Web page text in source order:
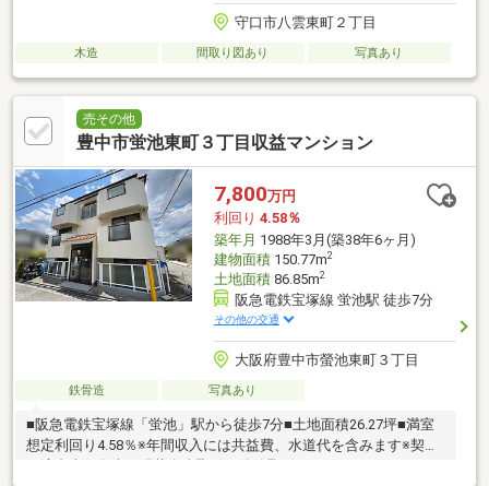
守口市八雲東町２丁目
木造 間取り図あり 写真あり
売その他
豊中市蛍池東町３丁目収益マンション
7,800万円
利回り 4.58％
築年月 1988年3月(築38年6ヶ月)
建物面積150.77m2
土地面積86.85m2
阪急電鉄宝塚線 蛍池駅 徒歩7分
その他の交通
大阪府豊中市螢池東町３丁目
鉄骨造 写真あり
■阪急電鉄宝塚線「蛍池」駅から徒歩7分■土地面積26.27坪■満室
想定利回り4.58％※年間収入には共益費、水道代を含みます※契約
不適合責任免責 現状有姿取引 公簿取引